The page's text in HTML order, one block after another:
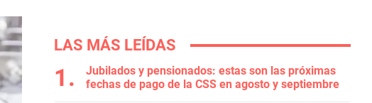
LAS MÁS LEÍDAS
Jubilados y pensionados: estas son las próximas
fechas de pago de la CSS en agosto y septiembre